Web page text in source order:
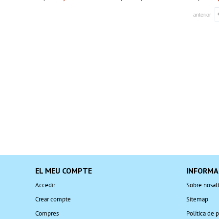
anterior
EL MEU COMPTE
Accedir
Crear compte
Compres
Sobre
Sitemap
Política de